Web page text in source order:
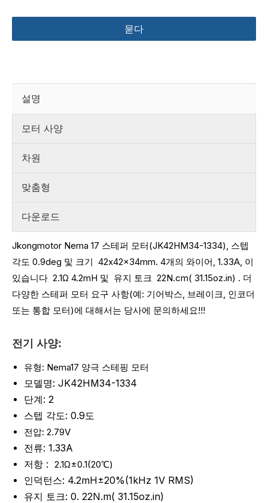
묻다
설명
모터 사양
차원
맞춤형
다운로드
Jkongmotor Nema 17 스테퍼 모터(JK42HM34-1334), 스텝
각도 0.9deg 및 크기 42x42x34mm. 4개의 와이어, 1.33A, 이
있습니다 2.1Ω 4.2mH 및 유지 토크 22N.cm( 31.15oz.in) . 더
다양한 스테퍼 모터 요구 사항(예: 기어박스, 브레이크, 인코더
또는 통합 모터)에 대해서는 당사에 문의하세요!!!
전기 사양:
유형: Nema17 양극 스테핑 모터
모델명: JK42HM34-1334
단계: 2
스텝 각도: 0.9도
전압: 2.79V
전류: 1.33A
저항 : 2.1Ω±0.1(20℃)
인덕턴스: 4.2mH±20%(1kHz 1V RMS)
유지 토크: 0. 22N.m( 31.15oz.in)